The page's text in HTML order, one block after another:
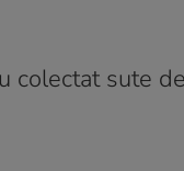
colectat sute